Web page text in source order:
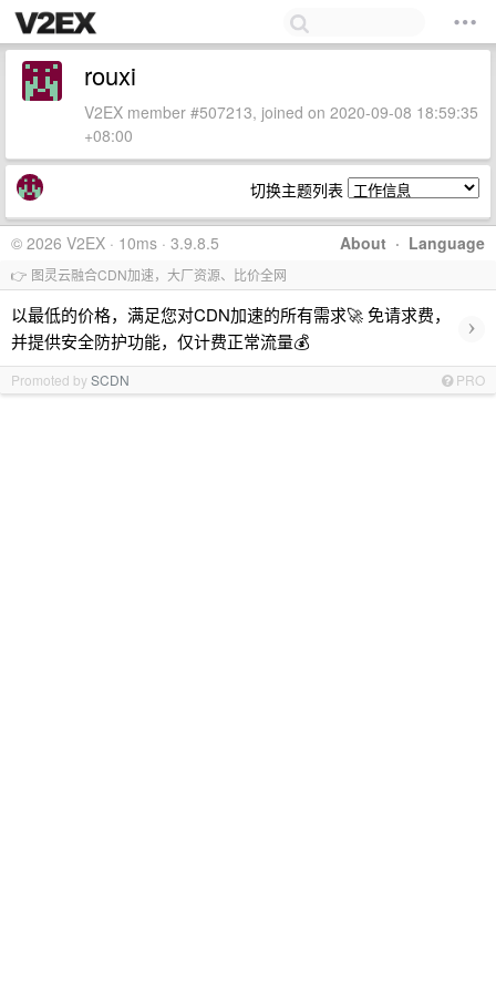
rouxi
V2EX member #507213, joined on 2020-09-08 18:59:35
+08:00
切换主题列表
About · Language
© 2026 V2EX · 10ms · 3.9.8.5
👉 图灵云融合CDN加速，大厂资源、比价全网
以最低的价格，满足您对CDN加速的所有需求🚀 免请求费，
并提供安全防护功能，仅计费正常流量💰
›
Promoted bySCDN PRO